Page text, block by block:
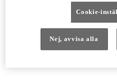
Kapacitet
Cookie-
Nej, avvisa alla